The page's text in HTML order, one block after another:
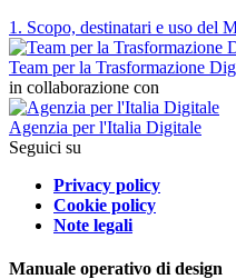
1. Scopo, destinatari e uso del
Team per la Trasformazione
in collaborazione con
Agenzia per l'Italia Digitale
Seguici su
Privacy policy
Cookie policy
Note legali
Manuale operativo di design